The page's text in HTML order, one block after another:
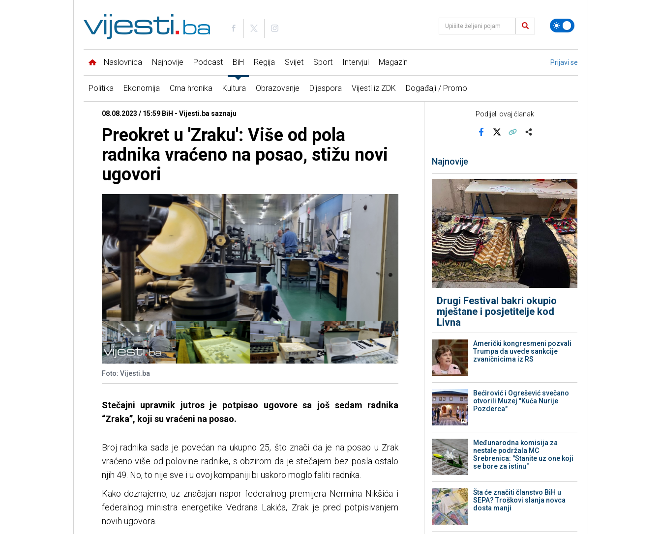
Naslovnica Najnovije Podcast BiH Regija Svijet Sport Intervjui Magazin Prijavi se
Politika Ekonomija Crna hronika Kultura Obrazovanje Dijaspora Vijesti iz ZDK Događaji / Promo
08.08.2023 / 15:59 BiH - Vijesti.ba saznaju
Preokret u 'Zraku': Više od pola
radnika vraćeno na posao, stižu novi
ugovori
Foto: Vijesti.ba
Stečajni upravnik jutros je potpisao ugovore sa još sedam radnika
“Zraka”, koji su vraćeni na posao.
Broj radnika sada je povećan na ukupno 25, što znači da je na posao u Zrak
vraćeno više od polovine radnike, s obzirom da je stečajem bez posla ostalo
njih 49. No, to nije sve i u ovoj kompaniji bi uskoro moglo faliti radnika.
Kako doznajemo, uz značajan napor federalnog premijera Nermina Nikšića i
federalnog ministra energetike Vedrana Lakića, Zrak je pred potpisivanjem
novih ugovora.
Podijeli ovaj članak
Najnovije
Drugi Festival bakri okupio
mještane i posjetitelje kod
Livna
Američki kongresmeni pozvali
Trumpa da uvede sankcije
zvaničnicima iz RS
Bećirović i Ogrešević svečano
otvorili Muzej "Kuća Nurije
Pozderca"
Međunarodna komisija za
nestale podržala MC
Srebrenica: "Stanite uz one koji
se bore za istinu"
Šta će značiti članstvo BiH u
SEPA? Troškovi slanja novca
dosta manji